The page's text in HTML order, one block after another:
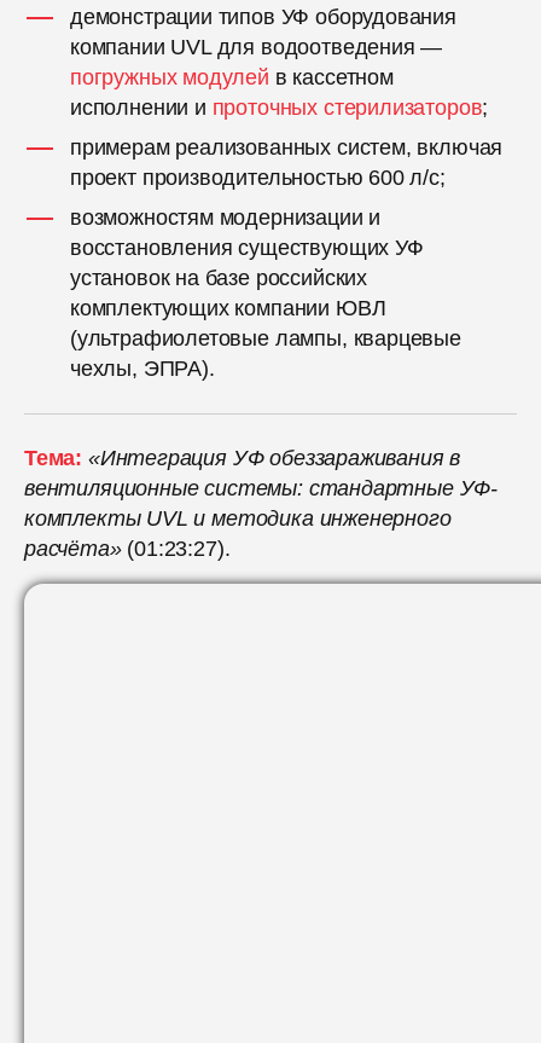
демонстрации типов УФ оборудования
компании UVL для водоотведения —
погружных модулей в кассетном
исполнении и проточных стерилизаторов;
примерам реализованных систем, включая
проект производительностью 600 л/с;
возможностям модернизации и
восстановления существующих УФ
установок на базе российских
комплектующих компании ЮВЛ
(ультрафиолетовые лампы, кварцевые
чехлы, ЭПРА).
Тема: «Интеграция УФ обеззараживания в
вентиляционные системы: стандартные УФ-
комплекты UVL и методика инженерного
расчёта»(01:23:27).